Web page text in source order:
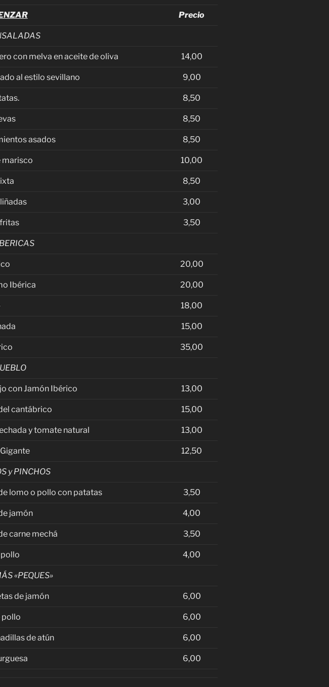
Precio
con melva en aceite de oliva 14,00
al estilo sevillano 9,00
8,50
8,50
asados 8,50
marisco 10,00
8,50
3,00
3,50
20,00
Ibérica 20,00
18,00
15,00
35,00
con Jamón Ibérico 13,00
cantábrico 15,00
y tomate natural 13,00
12,50
y PINCHOS
lomo o pollo con patatas 3,50
jamón 4,00
carne mechá 3,50
pollo 4,00
«PEQUES»
de jamón 6,00
pollo 6,00
de atún 6,00
6,00